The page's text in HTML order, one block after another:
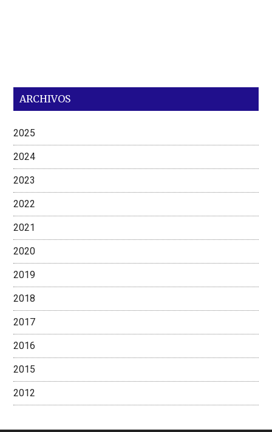
ARCHIVOS
2025
2024
2023
2022
2021
2020
2019
2018
2017
2016
2015
2012